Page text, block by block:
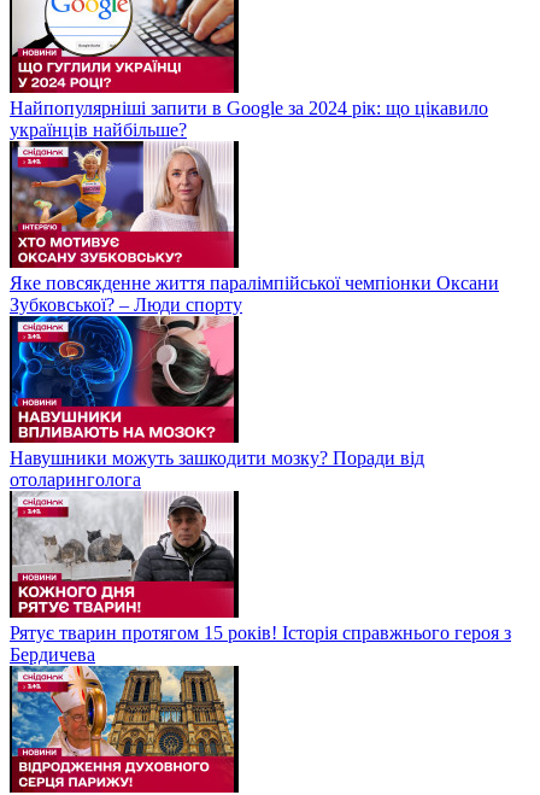
Найпопулярніші запити в Google за 2024 рік: що цікавило
українців найбільше?
Яке повсякденне життя паралімпійської чемпіонки Оксани
Зубковської? – Люди спорту
Навушники можуть зашкодити мозку? Поради від
отоларинголога
Рятує тварин протягом 15 років! Історія справжнього героя з
Бердичева